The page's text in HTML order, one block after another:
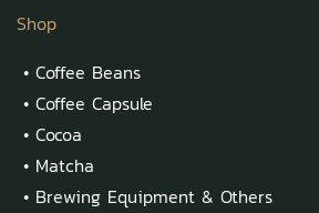
Shop
• Coffee Beans
• Coffee Capsule
• Cocoa
• Matcha
• Brewing Equipment & Others